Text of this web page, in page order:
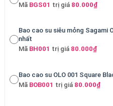
Mã BGS01 trị giá 80.000₫
Bao cao su siêu mỏng Sagami
nhất
Mã BH001 trị giá 80.000₫
Bao cao su OLO 001 Square
Mã BOB001 trị giá 80.000₫